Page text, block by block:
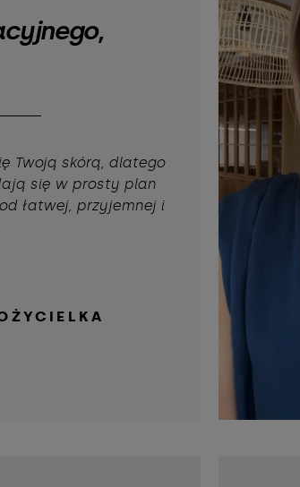
Twoją skórą, dlatego
się w prosty plan
łatwej, przyjemnej i